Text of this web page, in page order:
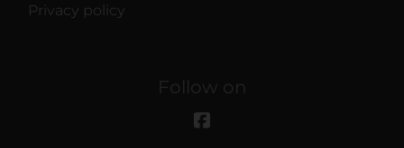
Privacy policy
Follow on